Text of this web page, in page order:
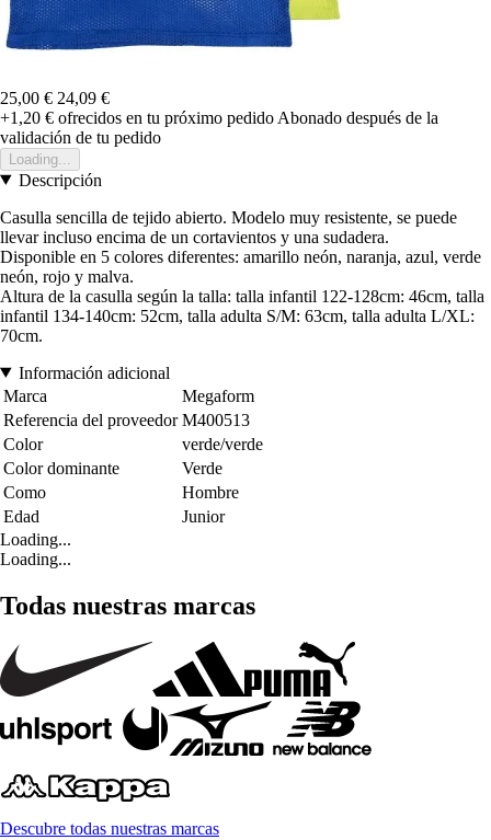
25,00 € 24,09 €
+1,20 € ofrecidos en tu próximo pedido Abonado después de la
validación de tu pedido
Loading...
Descripción
Casulla sencilla de tejido abierto. Modelo muy resistente, se puede
llevar incluso encima de un cortavientos y una sudadera.
Disponible en 5 colores diferentes: amarillo neón, naranja, azul, verde
neón, rojo y malva.
Altura de la casulla según la talla: talla infantil 122-128cm: 46cm, talla
infantil 134-140cm: 52cm, talla adulta S/M: 63cm, talla adulta L/XL:
70cm.
Información adicional
Marca
Megaform
Referencia del proveedor M400513
Color
verde/verde
Color dominante
Verde
Como
Hombre
Edad
Junior
Loading...
Loading...
Todas nuestras marcas
Descubre todas nuestras marcas